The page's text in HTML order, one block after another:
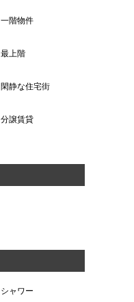
一階物件
最上階
閑静な住宅街
分譲賃貸
シャワー